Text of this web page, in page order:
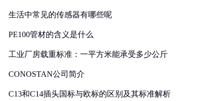
生活中常见的传感器有哪些呢
PE100管材的含义是什么
工业厂房载重标准：一平方米能承受多少公斤
CONOSTAN公司简介
C13和C14插头国标与欧标的区别及其标准解析